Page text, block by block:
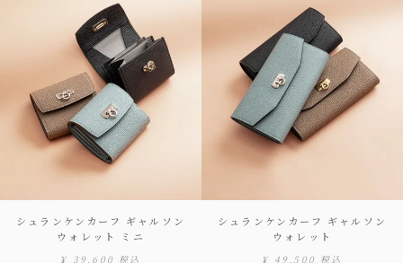
シュランケンカーフ ギャルソン
ウォレット ミニ
¥ 39,600 税込
シュランケンカーフ ギャルソン
ウォレット
¥ 49,500 税込